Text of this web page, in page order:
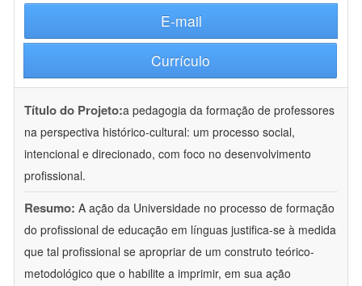
E-mail
Currículo
Título do Projeto:a pedagogia da formação de professores
na perspectiva histórico-cultural: um processo social,
intencional e direcionado, com foco no desenvolvimento
profissional.
Resumo: A ação da Universidade no processo de formação
do profissional de educação em línguas justifica-se à medida
que tal profissional se apropriar de um construto teórico-
metodológico que o habilite a imprimir, em sua ação